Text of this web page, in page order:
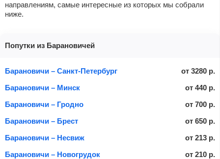
направлениям, самые интересные из которых мы собрали
ниже.
Попутки из Барановичей
Барановичи – Санкт-Петербург от 3280 р.
Барановичи – Минск
от 440 р.
Барановичи – Гродно
от 700 р.
Барановичи – Брест
от 650 р.
Барановичи – Несвиж
от 213 р.
Барановичи – Новогрудок
от 210 р.